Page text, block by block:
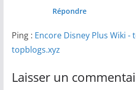
Répondre
Ping : Encore Disney Plus Wiki -
topblogs.xyz
Laisser un